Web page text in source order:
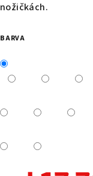
nožičkách.
BARVA